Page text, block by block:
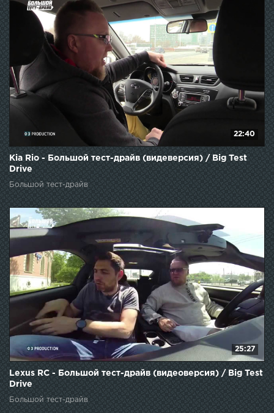
22:40
Kia Rio - Большой тест-драйв (видеверсия) / Big Test
Drive
Большой тест-драйв
25:27
Lexus RC - Большой тест-драйв (видеоверсия) / Big Test
Drive
Большой тест-драйв